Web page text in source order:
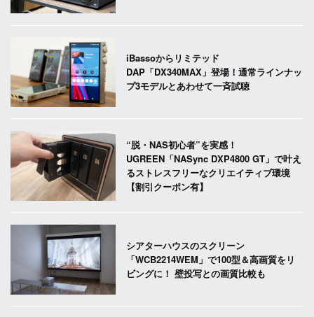
iBassoからリミテッド
DAP「DX340MAX」登場！通常ラインナッ
プ3モデルとあわせて一斉試聴
“脱・NAS初心者”を実感！
UGREEN「NASync DXP4800 GT」で叶え
るストレスフリーなクリエイティブ環境
【割引クーポン有】
シアターハウスのスクリーン
「WCB2214WEM」で100型＆高画質をリ
ビングに！ 壁投写との画質比較も